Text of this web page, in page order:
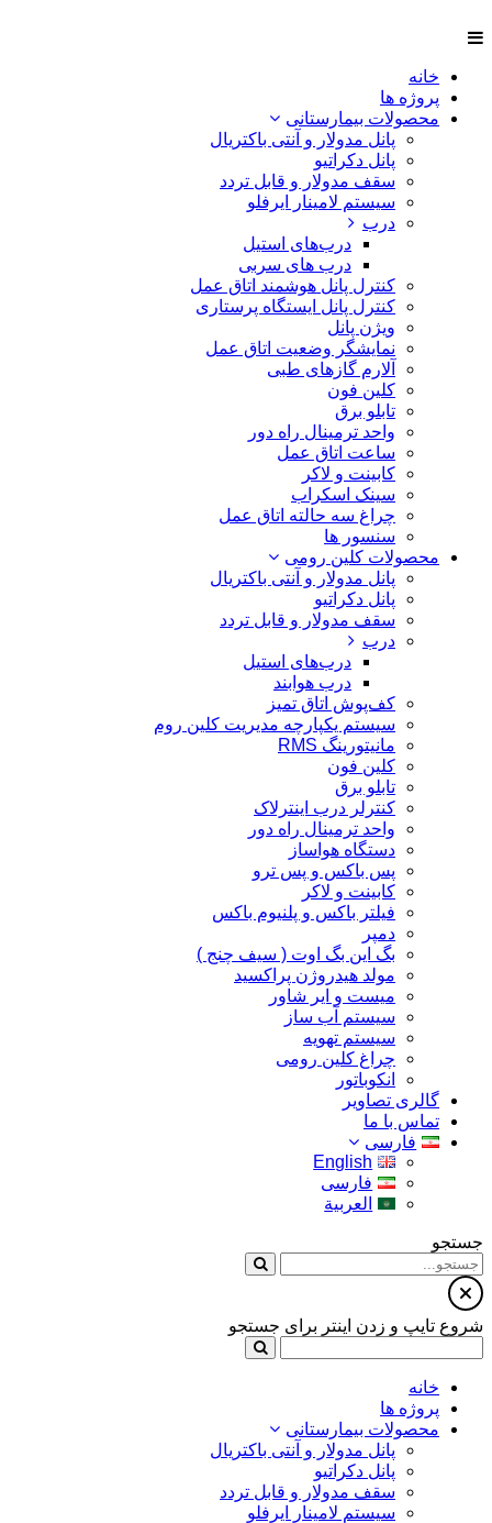
خانه
پروژه ها
محصولات بیمارستانی
پانل مدولار و آنتی باکتریال
پانل دکراتیو
سقف مدولار و قابل تردد
سیستم لامینار ایرفلو
درب
درب‌های استیل
درب های سربی
کنترل پانل هوشمند اتاق عمل
کنترل پانل ایستگاه پرستاری
ویژن پانل
نمایشگر وضعیت اتاق عمل
آلارم گازهای طبی
کلین فون
تابلو برق
واحد ترمینال راه دور
ساعت اتاق عمل
کابینت و لاکر
سینک اسکراب
چراغ سه حالته اتاق عمل
سنسور ها
محصولات کلین رومی
پانل مدولار و آنتی باکتریال
پانل دکراتیو
سقف مدولار و قابل تردد
درب
درب‌های استیل
درب هوابند
کف‌پوش اتاق تمیز
سیستم یکپارچه مدیریت کلین روم
مانیتورینگ RMS
کلین فون
تابلو برق
کنترلر درب اینترلاک
واحد ترمینال راه دور
دستگاه هواساز
پس باکس و پس ترو
کابینت و لاکر
فیلتر باکس و پلنیوم باکس
دمپر
بگ این بگ اوت ( سیف چنج )
مولد هیدروژن پراکسید
میست و ایر شاور
سیستم آب ساز
سیستم تهویه
چراغ کلین رومی
انکوباتور
گالری تصاویر
تماس با ما
فارسی
English
فارسی
العربية
جستجو
شروع تایپ و زدن اینتر برای جستجو
خانه
پروژه ها
محصولات بیمارستانی
پانل مدولار و آنتی باکتریال
پانل دکراتیو
سقف مدولار و قابل تردد
سیستم لامینار ایرفلو